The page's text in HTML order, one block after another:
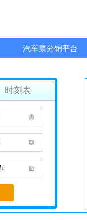
汽车票分销平台
时刻表
1
1